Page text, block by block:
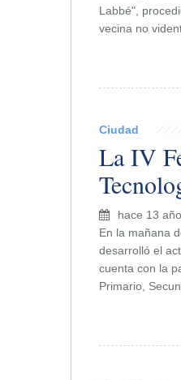
Labbé",
vecina no
Ciudad
La IV
hace 13
En la mañana
desarrolló el
cuenta con la
Primario,